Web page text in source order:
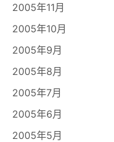
2005年11月
2005年10月
2005年9月
2005年8月
2005年7月
2005年6月
2005年5月